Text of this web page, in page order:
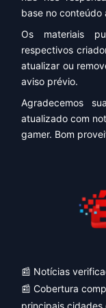
base no conteúdo
Os materiais
respectivos
atualizar ou
aviso prévio.
Agradecemos
atualizado com
gamer. Bom
📰 Notícias
📰 Cobertura
principais cidades